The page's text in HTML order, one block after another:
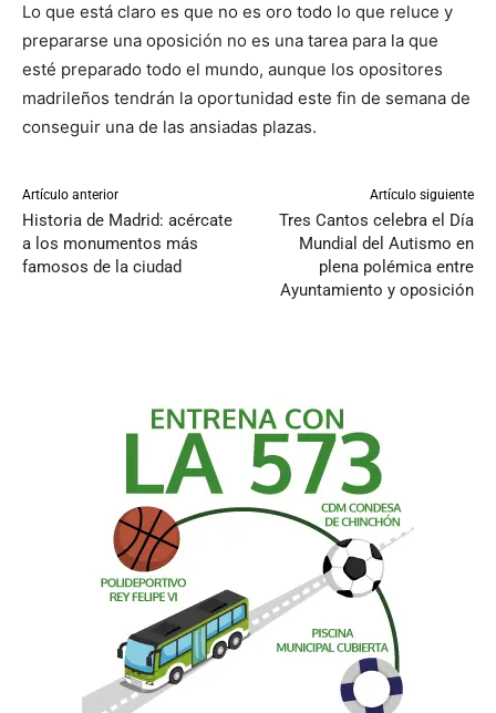
Lo que está claro es que no es oro todo lo que reluce y
prepararse una oposición no es una tarea para la que
esté preparado todo el mundo, aunque los opositores
madrileños tendrán la oportunidad este fin de semana de
conseguir una de las ansiadas plazas.
Artículo anterior
Historia de Madrid: acércate
a los monumentos más
famosos de la ciudad
Artículo siguiente
Tres Cantos celebra el Día
Mundial del Autismo en
plena polémica entre
Ayuntamiento y oposición